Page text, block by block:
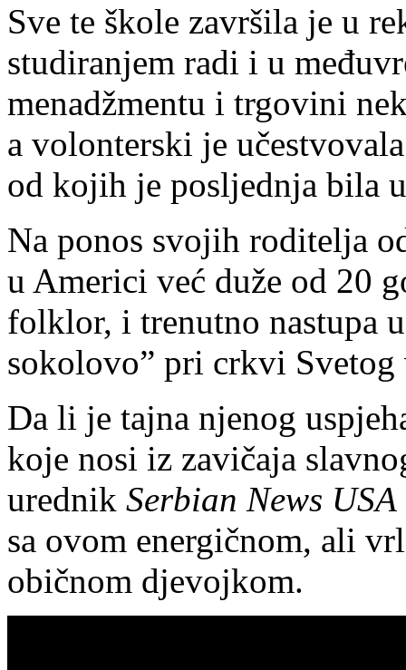
Sve te škole završila je u
studiranjem radi i u
menadžmentu i trgovini
a volonterski je
od kojih je posljednja bila
Na ponos svojih roditelja
u Americi već duže od 20
folklor, i trenutno nastupa
sokolovo” pri crkvi Svetog
Da li je tajna njenog
koje nosi iz zavičaja
urednik Serbian News USA
sa ovom energičnom, ali
običnom djevojkom.